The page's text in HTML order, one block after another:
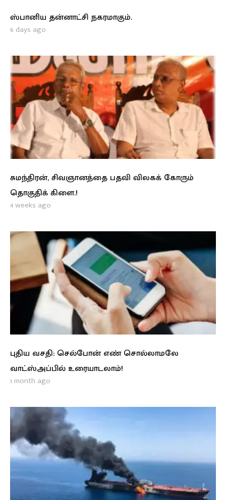
ஸ்பானிய தன்னாட்சி நகரமாகும்.
6 days ago
சுமந்திரன், சிவஞானத்தை பதவி விலகக் கோரும்
தொகுதிக் கிளை.!
4 weeks ago
புதிய வசதி: செல்போன் எண் சொல்லாமலே
வாட்ஸ்அப்பில் உரையாடலாம்!
1 month ago